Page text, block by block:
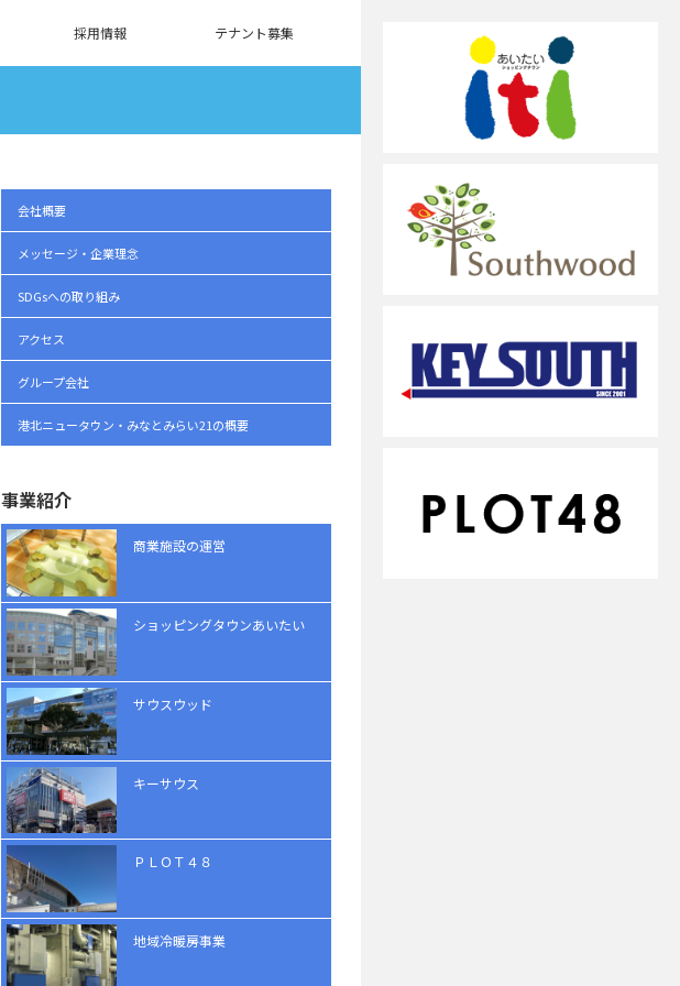
採用情報 テナント募集
会社概要
メッセージ・企業理念
SDGsへの取り組み
アクセス
グループ会社
港北ニュータウン・みなとみらい21の概要
事業紹介
商業施設の運営
ショッピングタウンあいたい
サウスウッド
キーサウス
ＰＬＯＴ４８
地域冷暖房事業